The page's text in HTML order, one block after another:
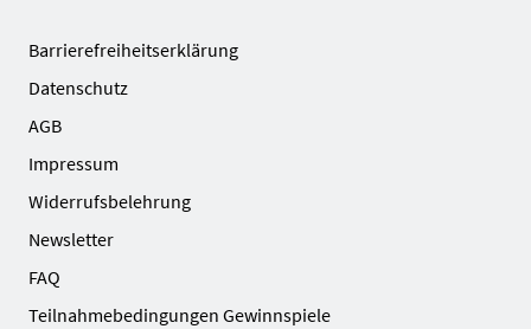
Barrierefreiheitserklärung
Datenschutz
AGB
Impressum
Widerrufsbelehrung
Newsletter
FAQ
Teilnahmebedingungen Gewinnspiele